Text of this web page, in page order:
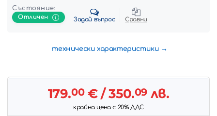
Състояние:
Отличен
Задай въпрос Сравни
технически характеристики
179.00€/ 350.09лв.
крайна цена с 20% ДДС